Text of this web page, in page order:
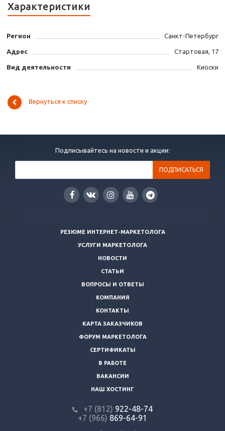
Характеристики
Регион Санкт-Петербург
Адрес Стартовая, 17
Вид деятельности Киоски
Вернуться к списку
Подписывайтесь на новости и акции:
РЕЗЮМЕ ИНТЕРНЕТ-МАРКЕТОЛОГА
УСЛУГИ МАРКЕТОЛОГА
НОВОСТИ
СТАТЬИ
ВОПРОСЫ И ОТВЕТЫ
КОМПАНИЯ
КОНТАКТЫ
КАРТА ЗАКАЗЧИКОВ
ФОРУМ МАРКЕТОЛОГА
СЕРТИФИКАТЫ
В РАБОТЕ
ВАКАНСИИ
НАШ ХОСТИНГ
+7 (812) 922-48-74
+7 (966) 869-64-91